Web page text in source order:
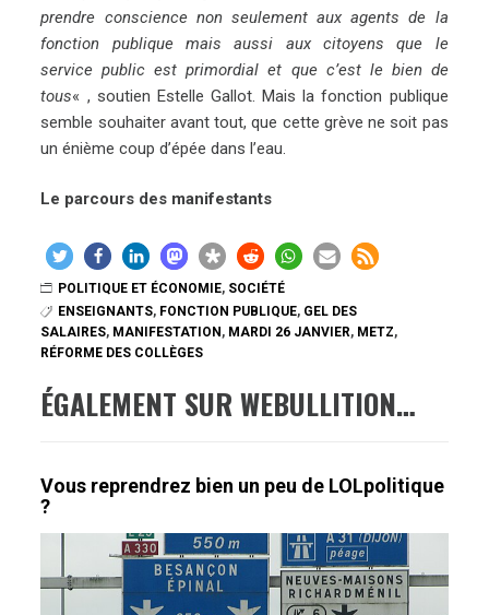
prendre conscience non seulement aux agents de la
fonction publique mais aussi aux citoyens que le
service public est primordial et que c’est le bien de
tous« , soutien Estelle Gallot. Mais la fonction publique
semble souhaiter avant tout, que cette grève ne soit pas
un énième coup d’épée dans l’eau.
Le parcours des manifestants
POLITIQUE ET ÉCONOMIE, SOCIÉTÉ
ENSEIGNANTS, FONCTION PUBLIQUE, GEL DES
SALAIRES, MANIFESTATION , MARDI 26 JANVIER, METZ,
RÉFORME DES COLLÈGES
ÉGALEMENT SUR WEBULLITION…
Vous reprendrez bien un peu de LOLpolitique
?